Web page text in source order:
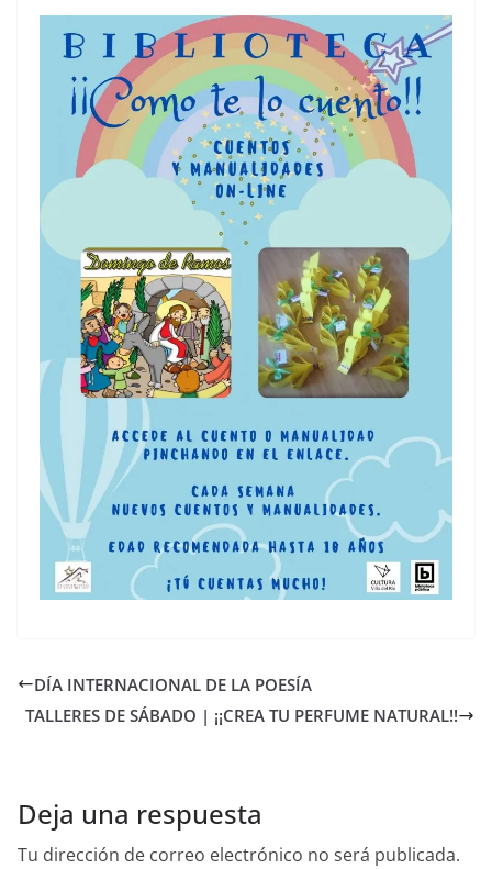
DÍA INTERNACIONAL DE LA POESÍA
TALLERES DE SÁBADO | ¡¡CREA TU PERFUME NATURAL!!
Deja una respuesta
Tu dirección de correo electrónico no será publicada.